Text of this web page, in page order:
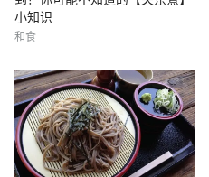
小知识
和食